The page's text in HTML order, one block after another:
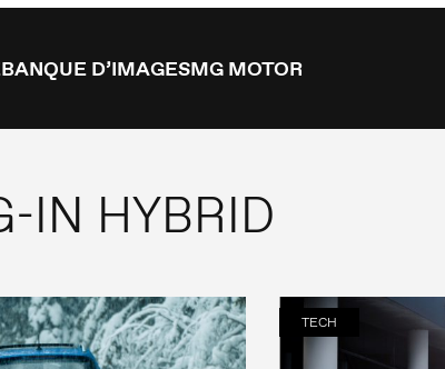
BANQUE D’IMAGESMG MOTOR
IN HYBRID
TECH